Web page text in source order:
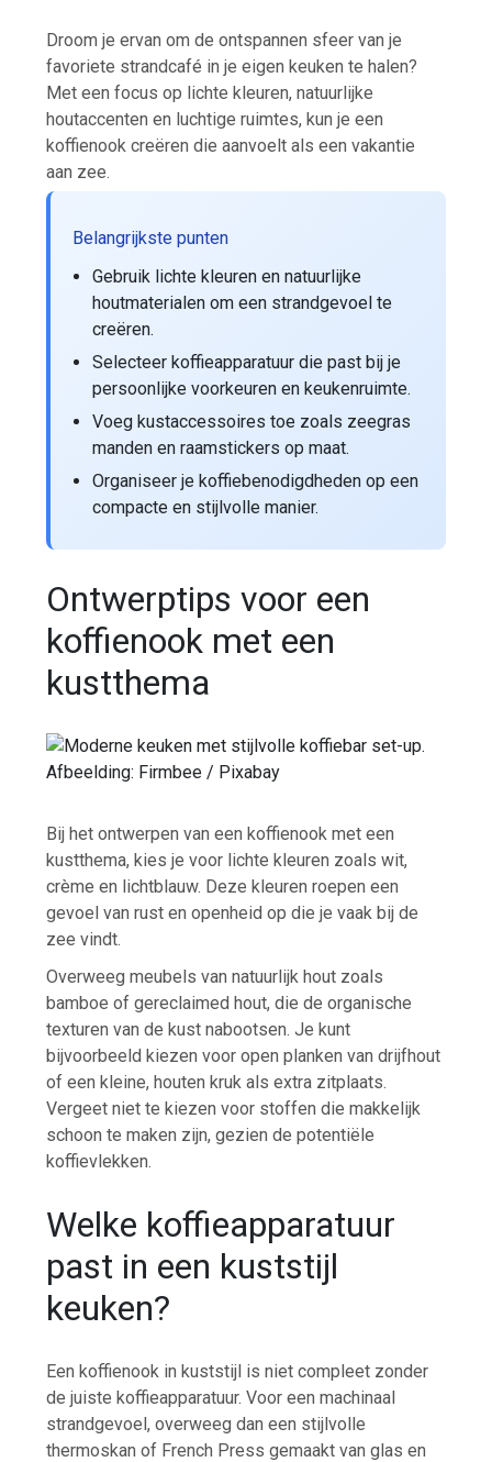
Droom je ervan om de ontspannen sfeer van je
favoriete strandcafé in je eigen keuken te halen?
Met een focus op lichte kleuren, natuurlijke
houtaccenten en luchtige ruimtes, kun je een
koffienook creëren die aanvoelt als een vakantie
aan zee.
Belangrijkste punten
Gebruik lichte kleuren en natuurlijke
houtmaterialen om een strandgevoel te
creëren.
Selecteer koffieapparatuur die past bij je
persoonlijke voorkeuren en keukenruimte.
Voeg kustaccessoires toe zoals zeegras
manden en raamstickers op maat.
Organiseer je koffiebenodigdheden op een
compacte en stijlvolle manier.
Ontwerptips voor een
koffienook met een
kustthema
Afbeelding: Firmbee / Pixabay
Bij het ontwerpen van een koffienook met een
kustthema, kies je voor lichte kleuren zoals wit,
crème en lichtblauw. Deze kleuren roepen een
gevoel van rust en openheid op die je vaak bij de
zee vindt.
Overweeg meubels van natuurlijk hout zoals
bamboe of gereclaimed hout, die de organische
texturen van de kust nabootsen. Je kunt
bijvoorbeeld kiezen voor open planken van drijfhout
of een kleine, houten kruk als extra zitplaats.
Vergeet niet te kiezen voor stoffen die makkelijk
schoon te maken zijn, gezien de potentiële
koffievlekken.
Welke koffieapparatuur
past in een kuststijl
keuken?
Een koffienook in kuststijl is niet compleet zonder
de juiste koffieapparatuur. Voor een machinaal
strandgevoel, overweeg dan een stijlvolle
thermoskan of French Press gemaakt van glas en